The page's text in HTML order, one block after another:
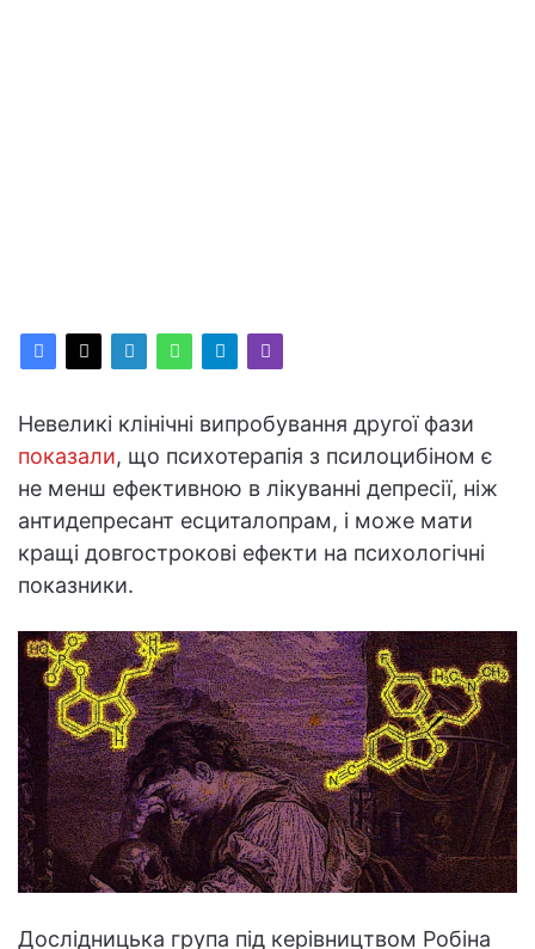
Невеликі клінічні випробування другої фази
показали, що психотерапія з псилоцибіном є
не менш ефективною в лікуванні депресії, ніж
антидепресант есциталопрам, і може мати
кращі довгострокові ефекти на психологічні
показники.
Дослідницька група під керівництвом Робіна